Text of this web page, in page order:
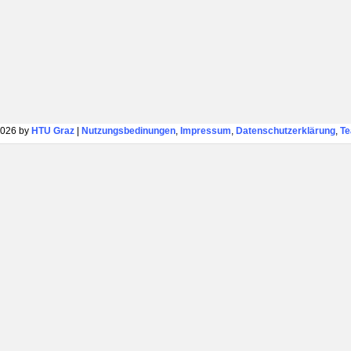
by HTU Graz| Nutzungsbedinungen, Impressum, Datenschutzerklärung,